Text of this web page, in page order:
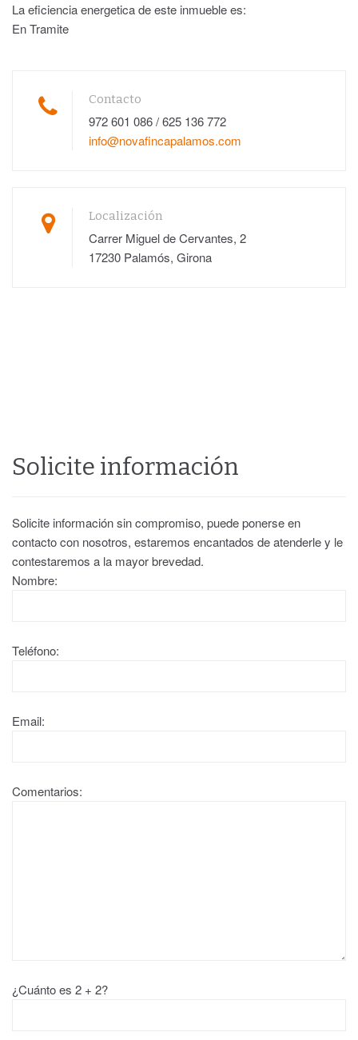
La eficiencia energetica de este inmueble es:
En Tramite
Contacto
972 601 086 / 625 136 772
info@novafincapalamos.com
Localización
Carrer Miguel de Cervantes, 2
17230 Palamós, Girona
Solicite información
Solicite información sin compromiso, puede ponerse en
contacto con nosotros, estaremos encantados de atenderle y le
contestaremos a la mayor brevedad.
Nombre:
Teléfono:
Email:
Comentarios:
¿Cuánto es 2 + 2?